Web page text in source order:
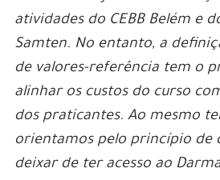
atividades do CEBB Belém e
Samten. No entanto, a
de valores-referência tem o
alinhar os custos do curso
dos praticantes. Ao mesmo
orientamos pelo princípio de
deixar de ter acesso ao